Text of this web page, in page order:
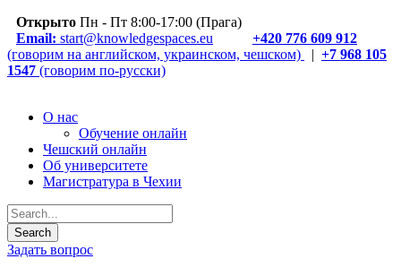
Открыто Пн - Пт 8:00-17:00 (Прага)
Email: start@knowledgespaces.eu
+420 776 609 912
(говорим на английском, украинском, чешском)
| +7 968 105
1547 (говорим по-русски)
О нас
Обучение онлайн
Чешский онлайн
Об университете
Магистратура в Чехии
Задать вопрос